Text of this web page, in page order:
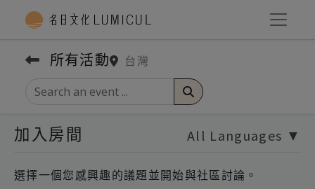
所有活動 台灣
加入房間 All Languages ▼
選擇一個您感興趣的議題並開始與社區討論。